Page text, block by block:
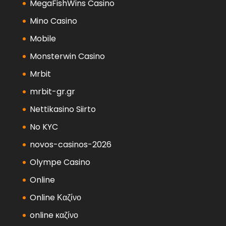
MegaFishWins Casino
Mino Casino
Mobile
Monsterwin Casino
Mrbit
mrbit-gr.gr
Nettikasino Siirto
No KYC
novos-casinos-2026
Olympe Casino
Online
Online Καζίνο
online καζίνο